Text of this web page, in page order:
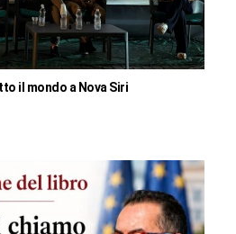
il mondo a Nova Siri